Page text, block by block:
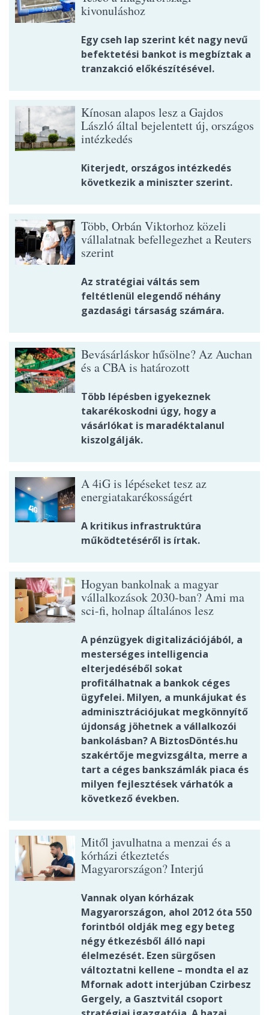
kivonuláshoz
Egy cseh lap szerint két nagy nevű
befektetési bankot is megbíztak a
tranzakció előkészítésével.
Kínosan alapos lesz a Gajdos
László által bejelentett új, országos
intézkedés
Kiterjedt, országos intézkedés
következik a miniszter szerint.
Több, Orbán Viktorhoz közeli
vállalatnak befellegezhet a Reuters
szerint
Az stratégiai váltás sem
feltétlenül elegendő néhány
gazdasági társaság számára.
Bevásárláskor hűsölne? Az Auchan
és a CBA is határozott
Több lépésben igyekeznek
takarékoskodni úgy, hogy a
vásárlókat is maradéktalanul
kiszolgálják.
A 4iG is lépéseket tesz az
energiatakarékosságért
A kritikus infrastruktúra
működtetéséről is írtak.
Hogyan bankolnak a magyar
vállalkozások 2030-ban? Ami ma
sci-fi, holnap általános lesz
A pénzügyek digitalizációjából, a
mesterséges intelligencia
elterjedéséből sokat
profitálhatnak a bankok céges
ügyfelei. Milyen, a munkájukat és
adminisztrációjukat megkönnyítő
újdonság jöhetnek a vállalkozói
bankolásban? A BiztosDöntés.hu
szakértője megvizsgálta, merre a
tart a céges bankszámlák piaca és
milyen fejlesztések várhatók a
következő években.
Mitől javulhatna a menzai és a
kórházi étkeztetés
Magyarországon? Interjú
Vannak olyan kórházak
Magyarországon, ahol 2012 óta 550
forintból oldják meg egy beteg
négy étkezésből álló napi
élelmezését. Ezen sürgősen
változtatni kellene – mondta el az
Mfornak adott interjúban Czirbesz
Gergely, a Gasztvitál csoport